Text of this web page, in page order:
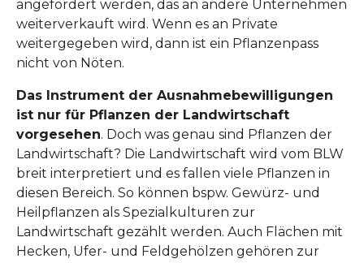
angefordert werden, das an andere Unternehmen
weiterverkauft wird. Wenn es an Private
weitergegeben wird, dann ist ein Pflanzenpass
nicht von Nöten.
Das Instrument der Ausnahmebewilligungen
ist nur für Pflanzen der Landwirtschaft
vorgesehen. Doch was genau sind Pflanzen der
Landwirtschaft? Die Landwirtschaft wird vom BLW
breit interpretiert und es fallen viele Pflanzen in
diesen Bereich. So können bspw. Gewürz- und
Heilpflanzen als Spezialkulturen zur
Landwirtschaft gezählt werden. Auch Flächen mit
Hecken, Ufer- und Feldgehölzen gehören zur